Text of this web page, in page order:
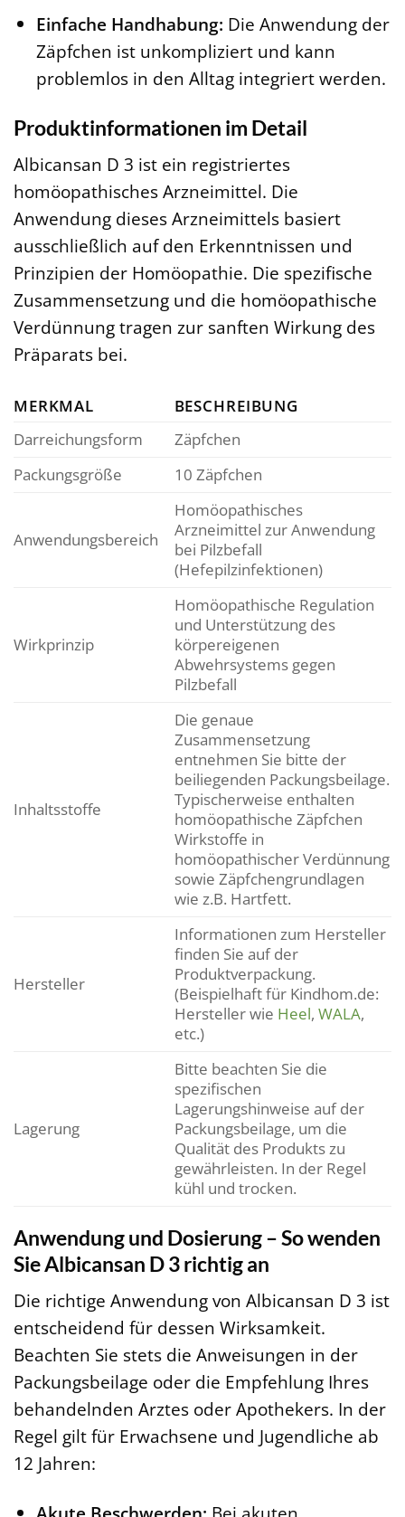
Einfache Handhabung: Die Anwendung der
Zäpfchen ist unkompliziert und kann
problemlos in den Alltag integriert werden.
Produktinformationen im Detail
Albicansan D 3 ist ein registriertes
homöopathisches Arzneimittel. Die
Anwendung dieses Arzneimittels basiert
ausschließlich auf den Erkenntnissen und
Prinzipien der Homöopathie. Die spezifische
Zusammensetzung und die homöopathische
Verdünnung tragen zur sanften Wirkung des
Präparats bei.
MERKMAL
BESCHREIBUNG
Darreichungsform
Zäpfchen
Packungsgröße
10 Zäpfchen
Anwendungsbereich
Homöopathisches
Arzneimittel zur Anwendung
bei Pilzbefall
(Hefepilzinfektionen)
Wirkprinzip
Homöopathische Regulation
und Unterstützung des
körpereigenen
Abwehrsystems gegen
Pilzbefall
Inhaltsstoffe
Die genaue
Zusammensetzung
entnehmen Sie bitte der
beiliegenden Packungsbeilage.
Typischerweise enthalten
homöopathische Zäpfchen
Wirkstoffe in
homöopathischer Verdünnung
sowie Zäpfchengrundlagen
wie z.B. Hartfett.
Hersteller
Informationen zum Hersteller
finden Sie auf der
Produktverpackung.
(Beispielhaft für Kindhom.de:
Hersteller wie Heel, WALA,
etc.)
Lagerung
Bitte beachten Sie die
spezifischen
Lagerungshinweise auf der
Packungsbeilage, um die
Qualität des Produkts zu
gewährleisten. In der Regel
kühl und trocken.
Anwendung und Dosierung – So wenden
Sie Albicansan D 3 richtig an
Die richtige Anwendung von Albicansan D 3 ist
entscheidend für dessen Wirksamkeit.
Beachten Sie stets die Anweisungen in der
Packungsbeilage oder die Empfehlung Ihres
behandelnden Arztes oder Apothekers. In der
Regel gilt für Erwachsene und Jugendliche ab
12 Jahren: